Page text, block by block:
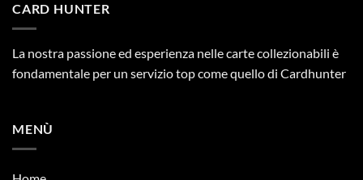
CARD HUNTER
La nostra passione ed esperienza nelle carte collezionabili è
fondamentale per un servizio top come quello di Cardhunter
MENÙ